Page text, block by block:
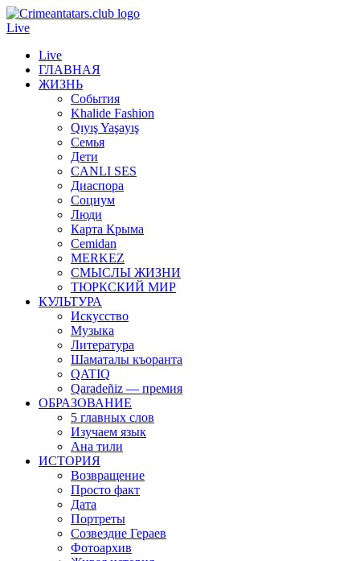
Live
Live
ГЛАВНАЯ
ЖИЗНЬ
События
Khalide Fashion
Qıyış Yaşayış
Семья
Дети
CANLI SES
Диаспора
Социум
Люди
Карта Крыма
Cemidan
МERKEZ
СМЫСЛЫ ЖИЗНИ
ТЮРКСКИЙ МИР
КУЛЬТУРА
Искусство
Музыка
Литература
Шаматалы къоранта
QATIQ
Qaradeñiz — премия
ОБРАЗОВАНИЕ
5 главных слов
Изучаем язык
Ана тили
ИСТОРИЯ
Возвращение
Просто факт
Дата
Портреты
Созвездие Гераев
Фотоархив